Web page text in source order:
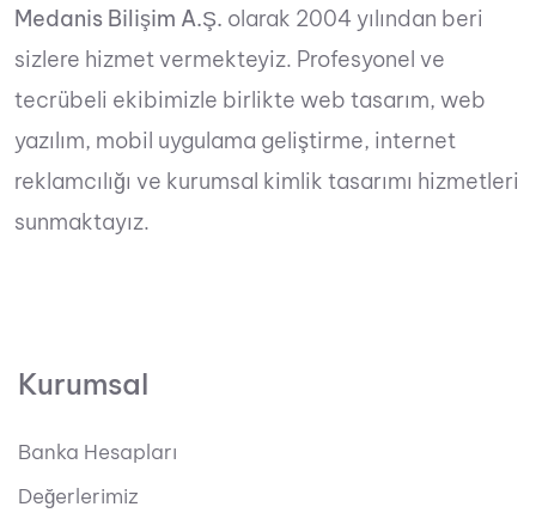
Medanis Bilişim A.Ş. olarak 2004 yılından beri
sizlere hizmet vermekteyiz. Profesyonel ve
tecrübeli ekibimizle birlikte web tasarım, web
yazılım, mobil uygulama geliştirme, internet
reklamcılığı ve kurumsal kimlik tasarımı hizmetleri
sunmaktayız.
Kurumsal
Banka Hesapları
Değerlerimiz